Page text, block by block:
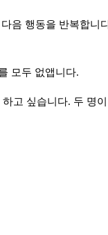
음 행동을 반복합니
모두 없앱니다.
고 싶습니다. 두 명